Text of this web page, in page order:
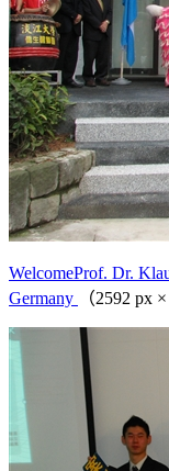
WelcomeProf. Dr.
Germany
（2592 px